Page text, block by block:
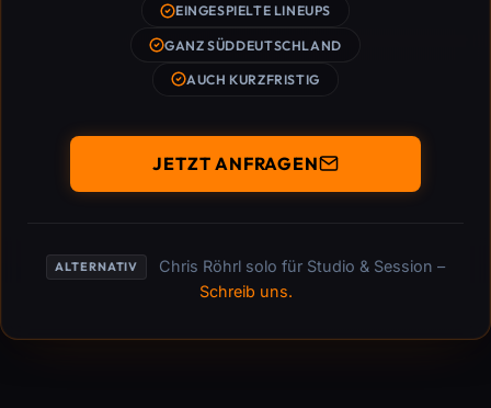
EINGESPIELTE LINEUPS
GANZ SÜDDEUTSCHLAND
AUCH KURZFRISTIG
JETZT ANFRAGEN
ALTERNATIV
Chris Röhrl solo für Studio & Session –
Schreib uns.